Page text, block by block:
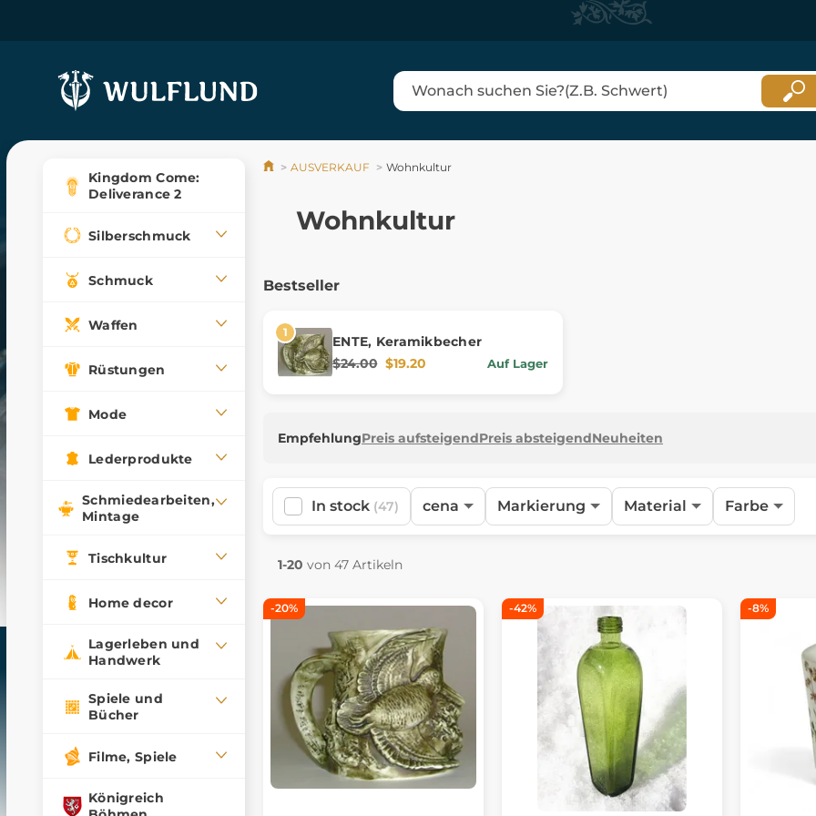
Kingdom Come:
Deliverance 2
Silberschmuck
Schmuck
Waffen
Rüstungen
Mode
Lederprodukte
Schmiedearbeiten,
Mintage
Tischkultur
Home decor
Lagerleben und
Handwerk
Spiele und
Bücher
Filme, Spiele
Königreich
AUSVERKAUF Wohnkultur
Wohnkultur
Bestseller
ENTE, Keramikbecher
$24.00 $19.20 Auf Lager
EmpfehlungPreis aufsteigendPreis absteigendNeuheiten
In stock (47) cena Markierung Material Farbe
1-20 von 47 Artikeln
-20% -42% -8%